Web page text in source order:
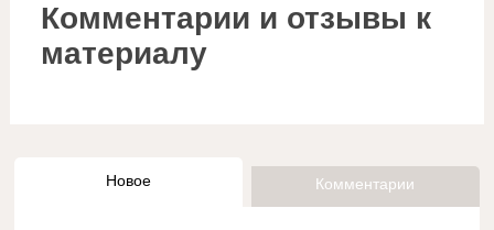
Комментарии и отзывы к
материалу
Новое Комментарии